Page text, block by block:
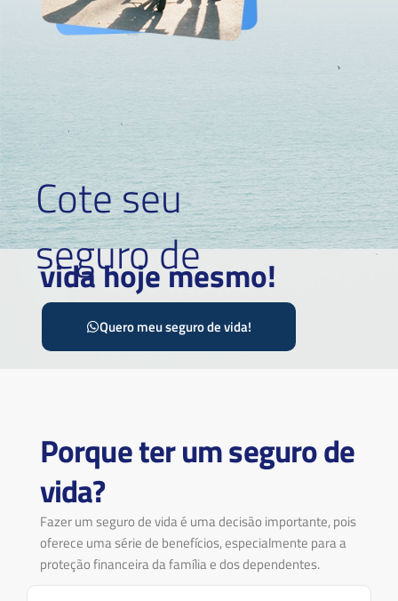
Cote seu
seguro de
vida hoje mesmo!
Quero meu seguro de vida!
Porque ter um seguro de
vida?
Fazer um seguro de vida é uma decisão importante, pois
oferece uma série de benefícios, especialmente para a
proteção financeira da família e dos dependentes.